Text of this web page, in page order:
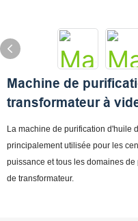
Machine de
transformateur à
La machine de purification d'huile
principalement utilisée pour les
puissance et tous les domaines
de transformateur.